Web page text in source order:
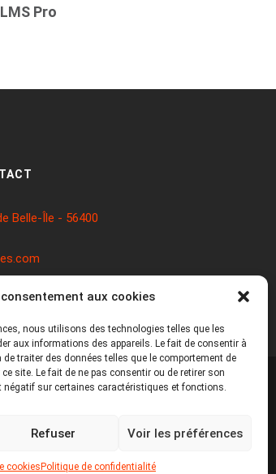
consentement aux cookies
nous utilisons des technologies telles que les
aux informations des appareils. Le fait de consentir à
traiter des données telles que le comportement de
site. Le fait de ne pas consentir ou de retirer son
négatif sur certaines caractéristiques et fonctions.
Refuser Voir les préférences
cookies Politique de confidentialité
Pro
Belle-Île - 56400
de cookies
confidentialité